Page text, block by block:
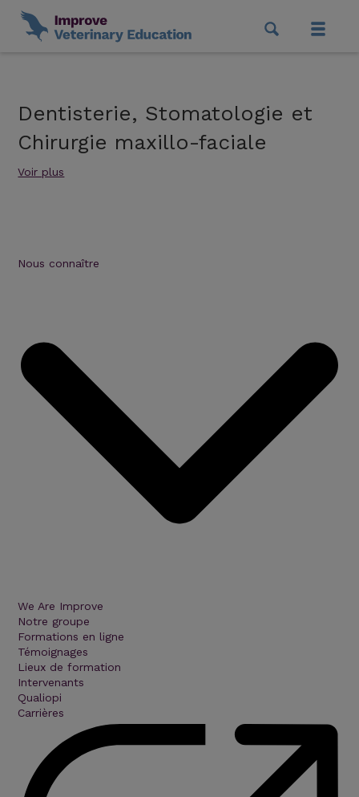
Dentisterie, Stomatologie et
Chirurgie maxillo-faciale
Voir plus
Nous connaître
We Are Improve
Notre groupe
Formations en ligne
Témoignages
Lieux de formation
Intervenants
Qualiopi
Carrières